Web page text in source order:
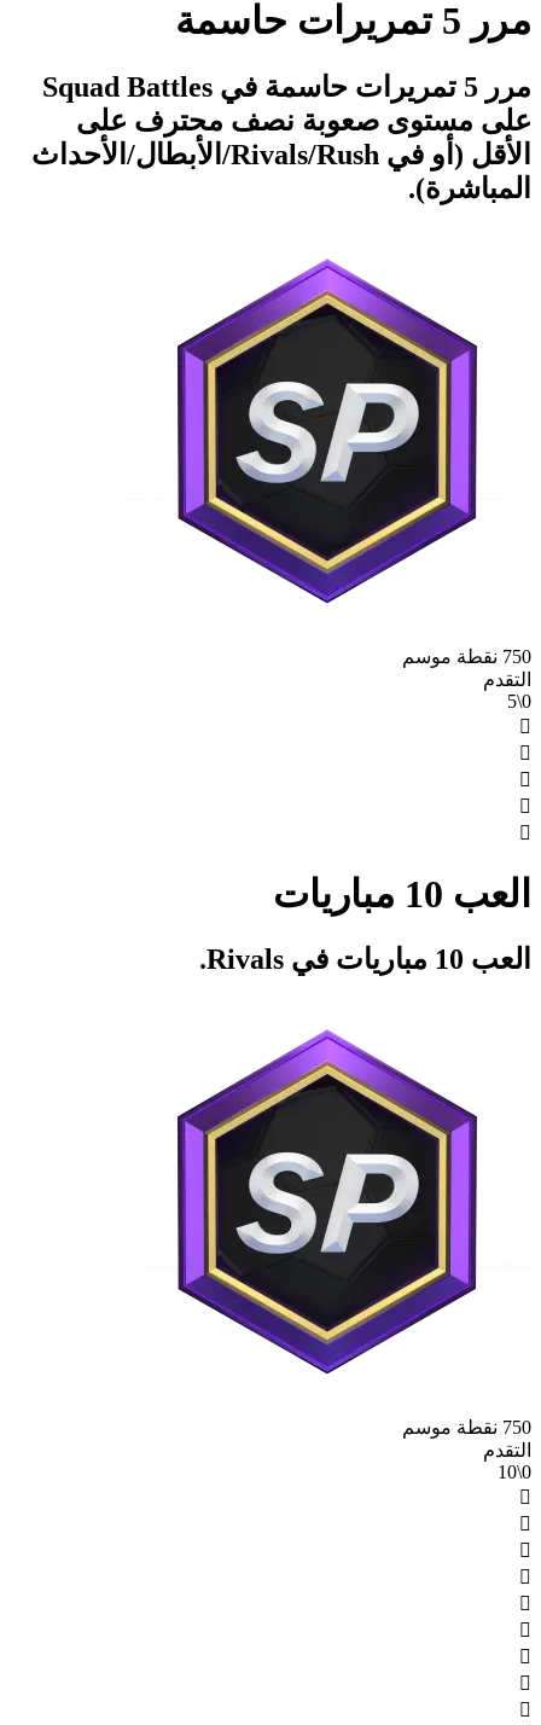
مرر 5 تمريرات حاسمة
مرر 5 تمريرات حاسمة في Squad Battles
على مستوى صعوبة نصف محترف على
الأقل (أو في Rush‏/Rivals/الأبطال/الأحداث
المباشرة).
750 نقطة موسم
التقدم
0\5





العب 10 مباريات
العب 10 مباريات في Rivals.
750 نقطة موسم
التقدم
0\10








